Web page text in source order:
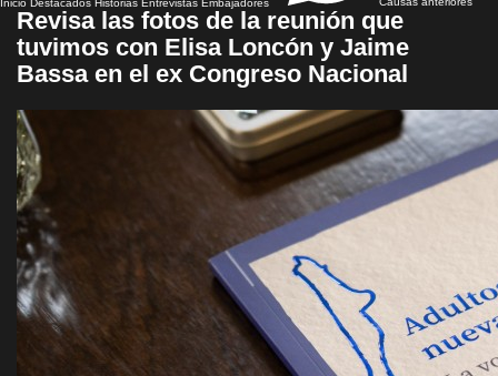
Revisa las fotos de la reunión que
tuvimos con Elisa Loncón y Jaime
Bassa en el ex Congreso Nacional